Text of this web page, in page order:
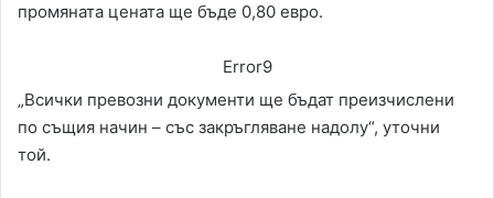
промяната цената ще бъде 0,80 евро.
Error9
„Всички превозни документи ще бъдат преизчислени
по същия начин – със закръгляване надолу“, уточни
той.